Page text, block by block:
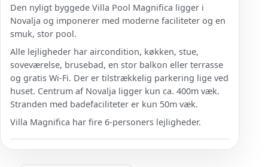
Den nyligt byggede Villa Pool Magnifica ligger i
Novalja og imponerer med moderne faciliteter og en
smuk, stor pool.
Alle lejligheder har aircondition, køkken, stue,
soveværelse, brusebad, en stor balkon eller terrasse
og gratis Wi-Fi. Der er tilstrækkelig parkering lige ved
huset. Centrum af Novalja ligger kun ca. 400m væk.
Stranden med badefaciliteter er kun 50m væk.
Villa Magnifica har fire 6-personers lejligheder.